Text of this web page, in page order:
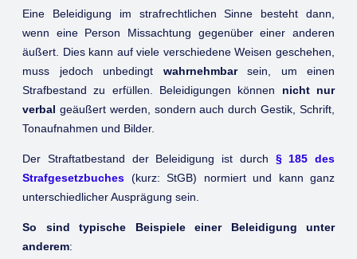
Eine Beleidigung im strafrechtlichen Sinne besteht dann,
wenn eine Person Missachtung gegenüber einer anderen
äußert. Dies kann auf viele verschiedene Weisen geschehen,
muss jedoch unbedingt wahrnehmbarsein, um einen
Strafbestand zu erfüllen. Beleidigungen können nicht nur
verbal geäußert werden, sondern auch durch Gestik, Schrift,
Tonaufnahmen und Bilder.
Der Straftatbestand der Beleidigung ist durch § 185 des
Strafgesetzbuches (kurz: StGB) normiert und kann ganz
unterschiedlicher Ausprägung sein.
So sind typische Beispiele einer Beleidigung unter
anderem: